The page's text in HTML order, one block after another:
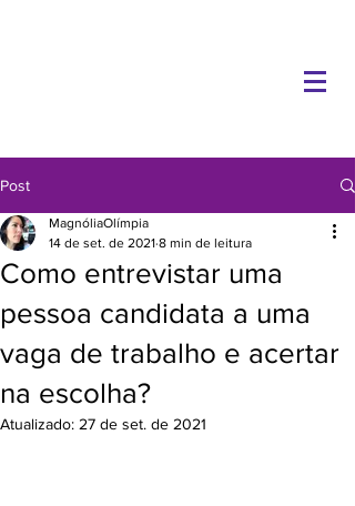
Post
Como entrevistar uma
pessoa candidata a uma
vaga de trabalho e acertar
na escolha?
MagnóliaOlímpia
14 de set. de 2021 8 min de leitura
Atualizado: 27 de set. de 2021